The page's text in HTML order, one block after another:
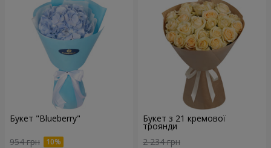
Букет "Blueberry"
954 грн
Букет з 21 кремової
троянди
2 234 грн